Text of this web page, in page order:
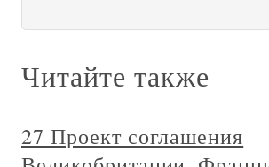
Читайте также
27 Проект соглашения